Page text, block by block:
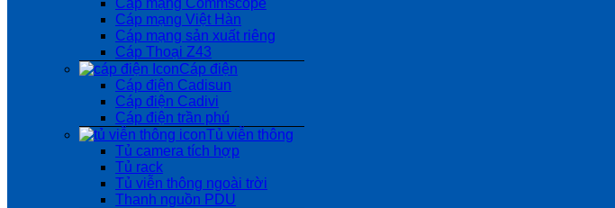
Cáp mạng Commscope
Cáp mạng Việt Hàn
Cáp mạng sản xuất riêng
Cáp Thoại Z43
Cáp điện
Cáp điện Cadisun
Cáp điện Cadivi
Cáp điện trần phú
Tủ viễn thông
Tủ camera tích hợp
Tủ rack
Tủ viễn thông ngoài trời
Thanh nguồn PDU